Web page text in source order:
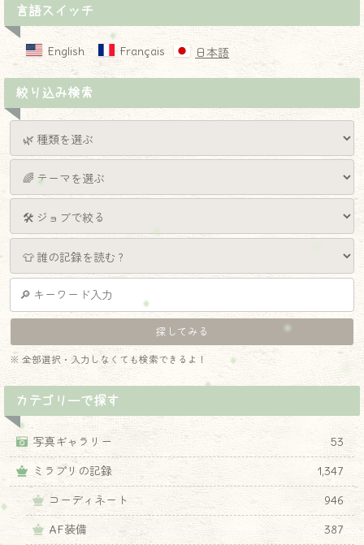
言語スイッチ
English Français 日本語
絞り込み検索
※ 全部選択・入力しなくても検索できるよ！
カテゴリーで探す
写真ギャラリー
53
ミラプリの記録
1,347
コーディネート
946
AF装備
387